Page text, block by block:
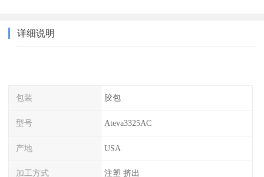
详细说明
包装 胶包
型号 Ateva3325AC
产地 USA
加工方式 注塑 挤出